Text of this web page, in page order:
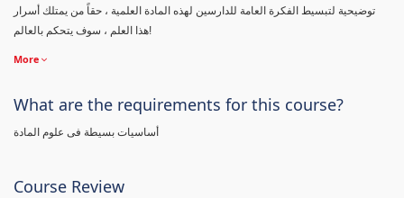
توضيحية لتبسيط الفكرة العامة للدارسين لهذه المادة العلمية ، حقاً من يمتلك أسرار
هذا العلم ، سوف يتحكم بالعالم!
More
What are the requirements for this course?
أساسيات بسيطة فى علوم المادة
Course Review